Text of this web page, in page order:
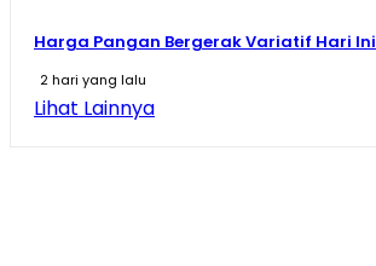
Harga Pangan Bergerak Variatif Hari Ini
2 hari yang lalu
Lihat Lainnya